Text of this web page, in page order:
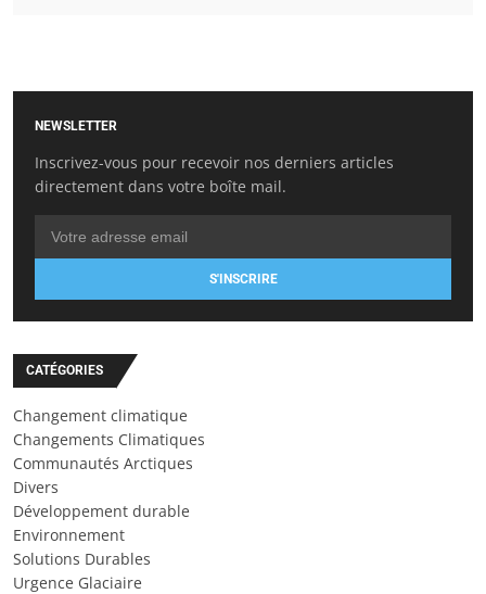
NEWSLETTER
Inscrivez-vous pour recevoir nos derniers articles
directement dans votre boîte mail.
S'INSCRIRE
CATÉGORIES
Changement climatique
Changements Climatiques
Communautés Arctiques
Divers
Développement durable
Environnement
Solutions Durables
Urgence Glaciaire